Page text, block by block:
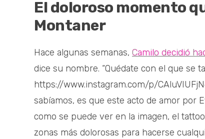
El doloroso momento
Montaner
Hace algunas semanas, Camilo decidió
dice su nombre. “Quédate con el que se
https://www.instagram.com/p/
sabíamos, es que este acto de amor por
como se puede ver en la imagen, el
zonas más dolorosas para hacerse